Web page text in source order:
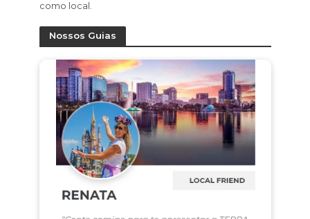
como local.
Nossos Guias